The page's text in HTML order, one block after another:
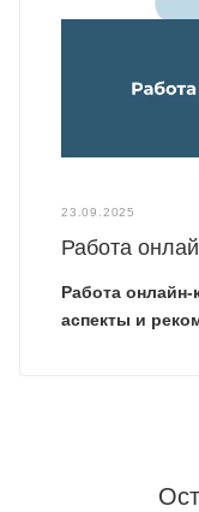
23.09.2025
Работа
Работа
аспекты и